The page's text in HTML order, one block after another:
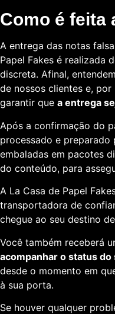
Como é feita
A entrega das notas
Papel Fakes é realizada
discreta. Afinal,
de nossos clientes e,
garantir que a entrega
Após a confirmação do
processado e preparado
embaladas em pacotes
do conteúdo, para
A La Casa de Papel
transportadora de
chegue ao seu destino
Você também receberá
acompanhar o status
desde o momento em
à sua porta.
Se houver qualquer